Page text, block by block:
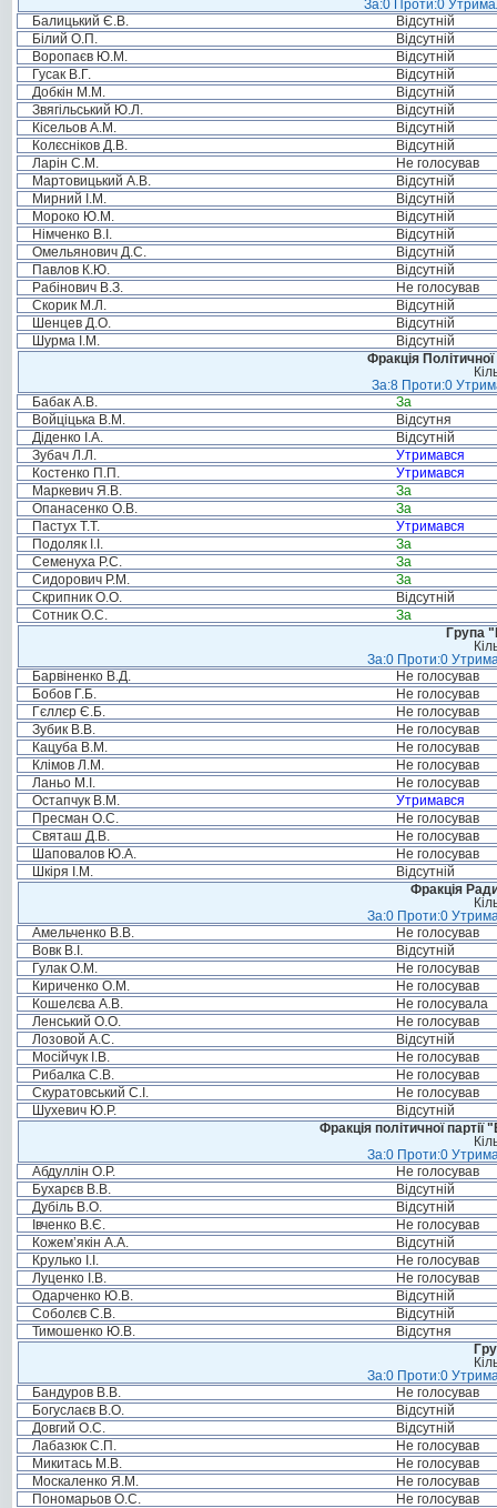
За:0 Проти:0
Балицький Є.В.
Відсутній
Білий О.П.
Відсутній
Воропаєв Ю.М.
Відсутній
Гусак В.Г.
Відсутній
Добкін М.М.
Відсутній
Звягільський Ю.Л.
Відсутній
Кісельов А.М.
Відсутній
Колєсніков Д.В.
Відсутній
Ларін С.М.
Не голосував
Мартовицький А.В.
Відсутній
Мирний І.М.
Відсутній
Мороко Ю.М.
Відсутній
Німченко В.І.
Відсутній
Омельянович Д.С.
Відсутній
Павлов К.Ю.
Відсутній
Рабінович В.З.
Не голосував
Скорик М.Л.
Відсутній
Шенцев Д.О.
Відсутній
Шурма І.М.
Відсутній
Фракція
За:8 Проти:0
Бабак А.В.
За
Войціцька В.М.
Відсутня
Діденко І.А.
Відсутній
Зубач Л.Л.
Утримався
Костенко П.П.
Утримався
Маркевич Я.В.
За
Опанасенко О.В.
За
Пастух Т.Т.
Утримався
Подоляк І.І.
За
Семенуха Р.С.
За
Сидорович Р.М.
За
Скрипник О.О.
Відсутній
Сотник О.С.
За
Група
За:0 Проти:0
Барвіненко В.Д.
Не голосував
Бобов Г.Б.
Не голосував
Гєллєр Є.Б.
Не голосував
Зубик В.В.
Не голосував
Кацуба В.М.
Не голосував
Клімов Л.М.
Не голосував
Ланьо М.І.
Не голосував
Остапчук В.М.
Утримався
Пресман О.С.
Не голосував
Святаш Д.В.
Не голосував
Шаповалов Ю.А.
Не голосував
Шкіря І.М.
Відсутній
Фракція
За:0 Проти:0
Амельченко В.В.
Не голосував
Вовк В.І.
Відсутній
Гулак О.М.
Не голосував
Кириченко О.М.
Не голосував
Кошелєва А.В.
Не голосувала
Ленський О.О.
Не голосував
Лозовой А.С.
Відсутній
Мосійчук І.В.
Не голосував
Рибалка С.В.
Не голосував
Скуратовський С.І.
Не голосував
Шухевич Ю.Р.
Відсутній
Фракція політичної
За:0 Проти:0
Абдуллін О.Р.
Не голосував
Бухарєв В.В.
Відсутній
Дубіль В.О.
Відсутній
Івченко В.Є.
Не голосував
Кожем’якін А.А.
Відсутній
Крулько І.І.
Не голосував
Луценко І.В.
Не голосував
Одарченко Ю.В.
Відсутній
Соболєв С.В.
Відсутній
Тимошенко Ю.В.
Відсутня
За:0 Проти:0
Бандуров В.В.
Не голосував
Богуслаєв В.О.
Відсутній
Довгий О.С.
Відсутній
Лабазюк С.П.
Не голосував
Микитась М.В.
Не голосував
Москаленко Я.М.
Не голосував
Пономарьов О.С.
Не голосував